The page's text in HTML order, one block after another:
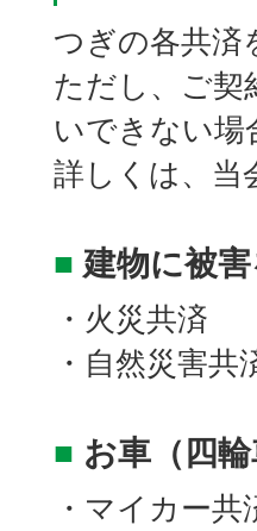
つぎの各共済
ただし、ご契
いできない場
詳しくは、当
■ 建物に被
・火災共済
・自然災害共
■ お車（四
・マイカー